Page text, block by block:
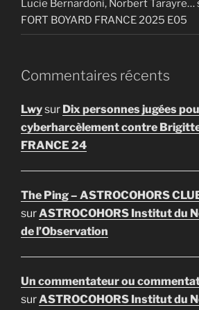
Lucie Bernardoni, Norbert Tarayre…
FORT BOYARD FRANCE 2025 E05
Commentaires récents
Lwysur Dix personnes jugées
cyberharcèlement contre
FRANCE 24
The Ping – ASTROCOHORS
surASTROCOHORS Institut du
de l’Observation
Un commentateur ou
surASTROCOHORS Institut du